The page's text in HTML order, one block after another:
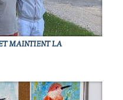
MAINTIENT LA